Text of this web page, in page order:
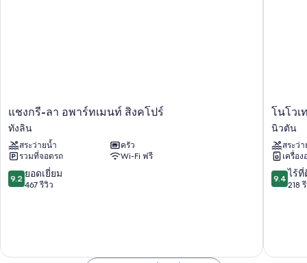
ครัวขนาดเล็ก, ตู้เย็นขนาดใหญ่ และไมโครเวฟ
แช
งกรี-
ลา
อ
พาร์
ท
เม
แชงกรี-ลา อพาร์ทเมนท์ สิงคโปร์
ทังลิน
สระว่ายน้ำ
ครัว
รวมที่จอดรถ
Wi-Fi ฟรี
9.2
จาก
9.2 ยอดเยี่ยม
467 รีวิว
โน
โว
เทล
ลีฟ
วิ่ง
สิงคโปร์
ออร์
โนโวเ
นิวตัน
สระว่
เครื่อ
9.4
จาก
รีวิว
9.4 ไร้ที่
218